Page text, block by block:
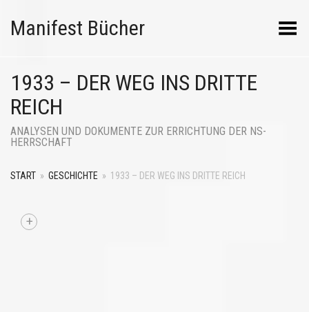
Manifest Bücher Menü umschalten
1933 – DER WEG INS DRITTE
REICH
ANALYSEN UND DOKUMENTE ZUR ERRICHTUNG DER NS-
HERRSCHAFT
START » GESCHICHTE » 1933 – DER WEG INS DRITTE REICH
+